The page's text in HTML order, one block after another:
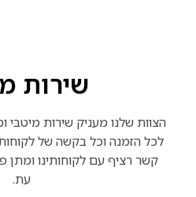
שירות
הצוות שלנו מעניק שירות מיטבי
לכל הזמנה וכל בקשה של
קשר רציף עם לקוחותינו ומתן
עת.